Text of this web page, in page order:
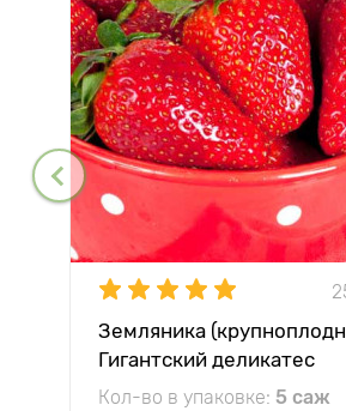
Земляника
Гигантский деликатес
Кол-во в упаковке: 5 саж